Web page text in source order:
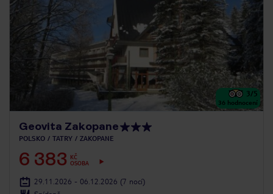
3/5
36 hodnocení
Geovita Zakopane
POLSKO TATRY ZAKOPANE
6 383
KČ
OSOBA
29.11.2026 - 06.12.2026 (7 nocí)